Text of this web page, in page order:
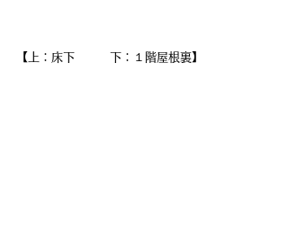
【上：床下　　　下：１階屋根裏】